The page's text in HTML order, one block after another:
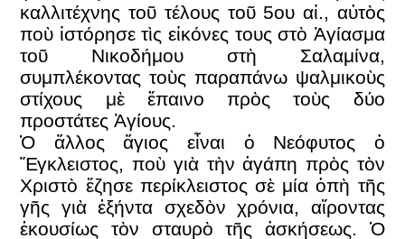
καλλιτέχνης τοῦ τέλους τοῦ 5ου αἰ., αὐτὸς
ποὺ ἱστόρησε τὶς εἰκόνες τους στὸ Ἁγίασμα
τοῦ Νικοδήμου στὴ Σαλαμίνα,
συμπλέκοντας τοὺς παραπάνω ψαλμικοὺς
στίχους μὲ ἔπαινο πρὸς τοὺς δύο
προστάτες Ἁγίους.
Ὁ ἄλλος ἅγιος εἶναι ὁ Νεόφυτος ὁ
Ἔγκλειστος, ποὺ γιὰ τὴν ἀγάπη πρὸς τὸν
Χριστὸ ἔζησε περίκλειστος σὲ μία ὀπὴ τῆς
γῆς γιὰ ἑξήντα σχεδὸν χρόνια, αἴροντας
ἑκουσίως τὸν σταυρὸ τῆς ἀσκήσεως. Ὁ